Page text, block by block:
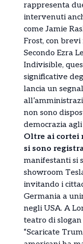
rappresenta
intervenuti
come Jamie
Frost, con
Secondo Ezra
Indivisible,
significative
lancia un
non sono
democrazia
Oltre ai cortei
si sono
manifestanti si
showroom
invitando i
Germania a
negli USA. A
teatro di slogan
“Scaricate